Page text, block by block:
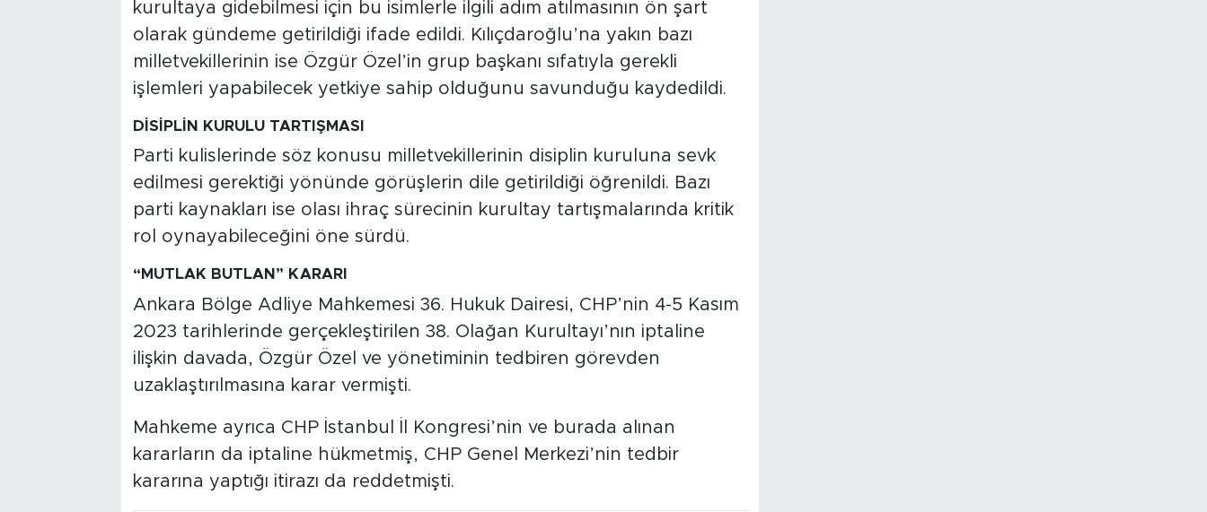
kurultaya gidebilmesi için bu isimlerle ilgili adım atılmasının ön şart
olarak gündeme getirildiği ifade edildi. Kılıçdaroğlu’na yakın bazı
milletvekillerinin ise Özgür Özel’in grup başkanı sıfatıyla gerekli
işlemleri yapabilecek yetkiye sahip olduğunu savunduğu kaydedildi.
DİSİPLİN KURULU TARTIŞMASI
Parti kulislerinde söz konusu milletvekillerinin disiplin kuruluna sevk
edilmesi gerektiği yönünde görüşlerin dile getirildiği öğrenildi. Bazı
parti kaynakları ise olası ihraç sürecinin kurultay tartışmalarında kritik
rol oynayabileceğini öne sürdü.
“MUTLAK BUTLAN” KARARI
Ankara Bölge Adliye Mahkemesi 36. Hukuk Dairesi, CHP’nin 4-5 Kasım
2023 tarihlerinde gerçekleştirilen 38. Olağan Kurultayı’nın iptaline
ilişkin davada, Özgür Özel ve yönetiminin tedbiren görevden
uzaklaştırılmasına karar vermişti.
Mahkeme ayrıca CHP İstanbul İl Kongresi’nin ve burada alınan
kararların da iptaline hükmetmiş, CHP Genel Merkezi’nin tedbir
kararına yaptığı itirazı da reddetmişti.